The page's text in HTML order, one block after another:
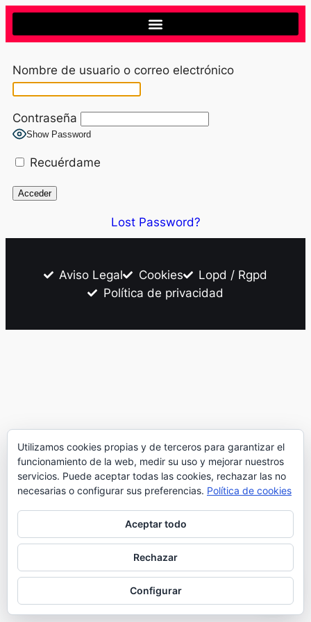
Nombre de usuario o correo electrónico
Contraseña
Show Password
Recuérdame
Lost Password?
Aviso Legal Cookies
Lopd / Rgpd
Política de privacidad
Utilizamos cookies propias y de terceros para garantizar el
funcionamiento de la web, medir su uso y mejorar nuestros
servicios. Puede aceptar todas las cookies, rechazar las no
necesarias o configurar sus preferencias. Política de cookies
Aceptar todo
Rechazar
Configurar